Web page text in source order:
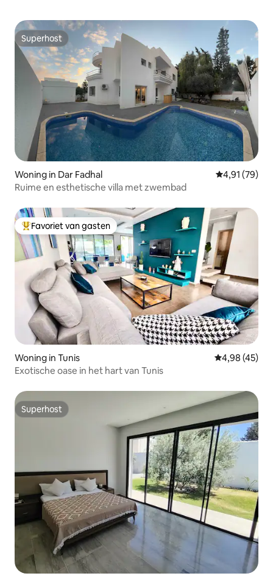
Superhost
Superhost
Woning in Dar Fadhal Gemiddelde
4,91 (79)
Ruime en esthetische villa met zwembad
Topfavoriet van gasten
Favoriet van gasten
Woning in Tunis Gemiddelde
4,98 (45)
Exotische oase in het hart van Tunis
Superhost
Superhost